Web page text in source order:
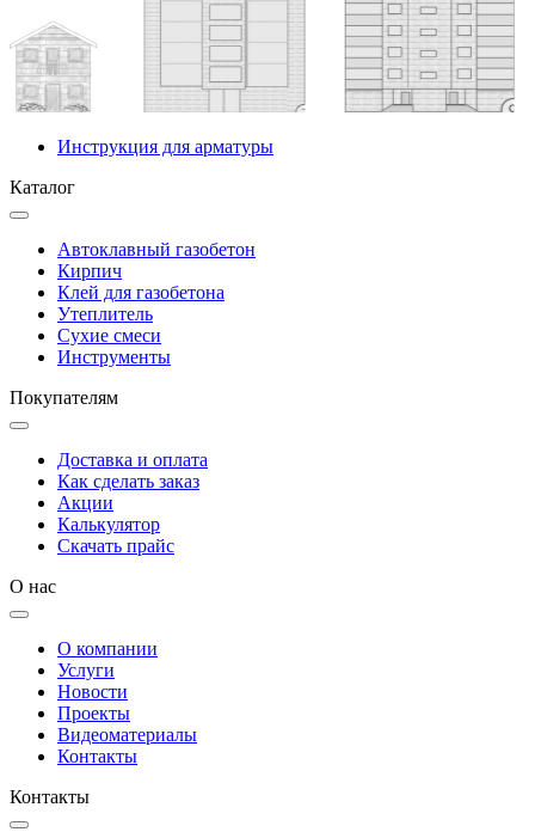
Инструкция для арматуры
Каталог
Автоклавный газобетон
Кирпич
Клей для газобетона
Утеплитель
Сухие смеси
Инструменты
Покупателям
Доставка и оплата
Как сделать заказ
Акции
Калькулятор
Скачать прайс
О нас
О компании
Услуги
Новости
Проекты
Видеоматериалы
Контакты
Контакты